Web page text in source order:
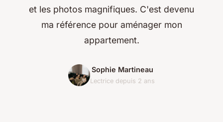
et les photos magnifiques. C'est devenu
ma référence pour aménager mon
appartement.
Sophie Martineau
Lectrice depuis 2 ans